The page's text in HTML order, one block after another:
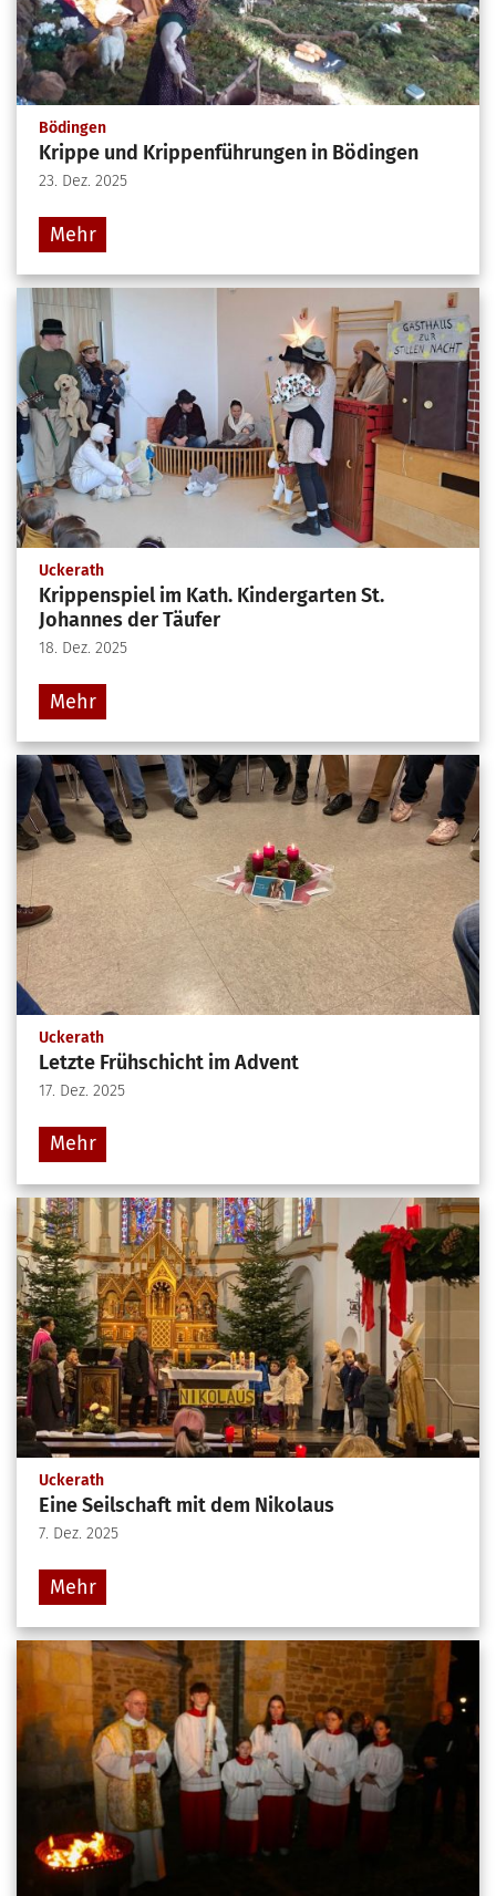
Bödingen:
Krippe und Krippenführungen in Bödingen
23. Dez. 2025
Mehr
Uckerath:
Krippenspiel im Kath. Kindergarten St.
Johannes der Täufer
18. Dez. 2025
Mehr
Uckerath:
Letzte Frühschicht im Advent
17. Dez. 2025
Mehr
Uckerath:
Eine Seilschaft mit dem Nikolaus
7. Dez. 2025
Mehr